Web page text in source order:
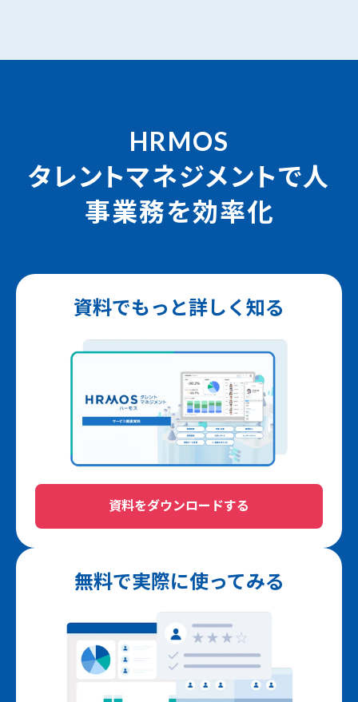
HRMOS
タレントマネジメントで人
事業務を効率化
資料でもっと詳しく知る
資料をダウンロードする
無料で実際に使ってみる